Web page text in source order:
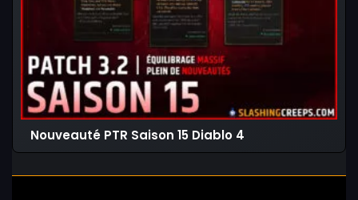
Nouveauté PTR Saison 15 Diablo 4